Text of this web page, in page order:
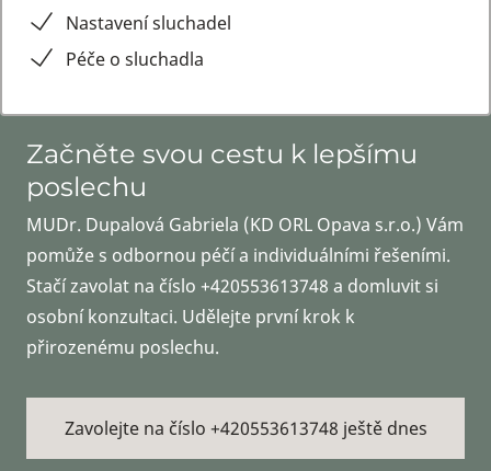
Nastavení sluchadel
Péče o sluchadla
Začněte svou cestu k lepšímu
poslechu
MUDr. Dupalová Gabriela (KD ORL Opava s.r.o.) Vám
pomůže s odbornou péčí a individuálními řešeními.
Stačí zavolat na číslo +420553613748 a domluvit si
osobní konzultaci. Udělejte první krok k
přirozenému poslechu.
Zavolejte na číslo +420553613748 ještě dnes